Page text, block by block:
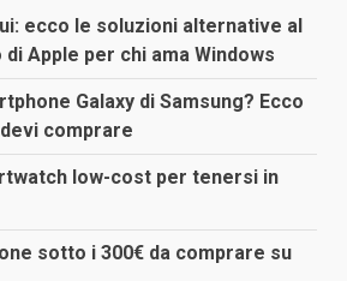
ecco le soluzioni alternative al
Apple per chi ama Windows
Galaxy di Samsung? Ecco
comprare
low-cost per tenersi in
sotto i 300€ da comprare su